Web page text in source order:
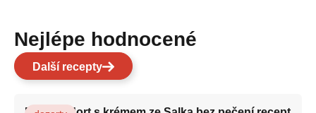
Nejlépe hodnocené
Další recepty